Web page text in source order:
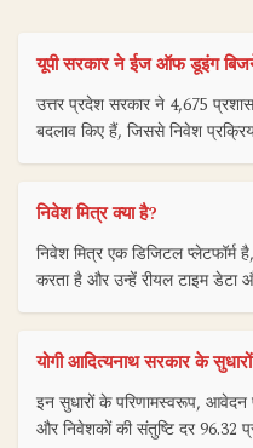
यूपी सरकार ने ईज ऑफ डूइंग
उत्तर प्रदेश सरकार ने 4,675
बदलाव किए हैं, जिससे निवेश
निवेश मित्र क्या है?
निवेश मित्र एक डिजिटल प्लेटफॉर्म
करता है और उन्हें रीयल टाइम डेटा
योगी आदित्यनाथ सरकार के
इन सुधारों के परिणामस्वरूप, आवेदन
और निवेशकों की संतुष्टि दर 96.32